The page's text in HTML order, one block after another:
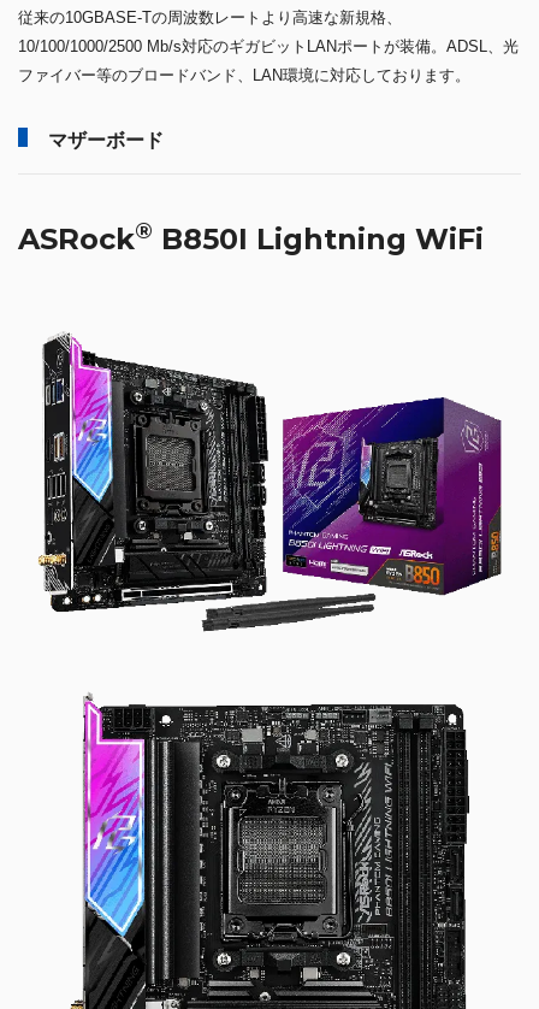
従来の10GBASE-Tの周波数レートより高速な新規格、
10/100/1000/2500 Mb/s対応のギガビットLANポートが装備。ADSL、光
ファイバー等のブロードバンド、LAN環境に対応しております。
マザーボード
ASRock® B850I Lightning WiFi